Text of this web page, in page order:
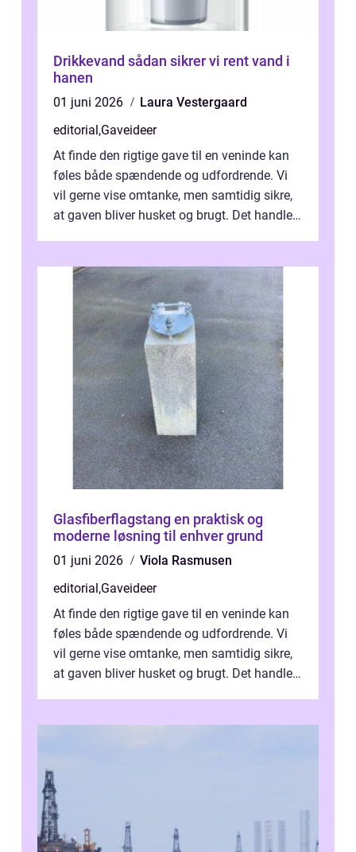
Drikkevand sådan sikrer vi rent vand i
hanen
01 juni 2026
Laura Vestergaard
editorial,Gaveideer
At finde den rigtige gave til en veninde kan
føles både spændende og udfordrende. Vi
vil gerne vise omtanke, men samtidig sikre,
at gaven bliver husket og brugt. Det handler
Glasfiberflagstang en praktisk og
moderne løsning til enhver grund
01 juni 2026
Viola Rasmusen
editorial,Gaveideer
At finde den rigtige gave til en veninde kan
føles både spændende og udfordrende. Vi
vil gerne vise omtanke, men samtidig sikre,
at gaven bliver husket og brugt. Det handler